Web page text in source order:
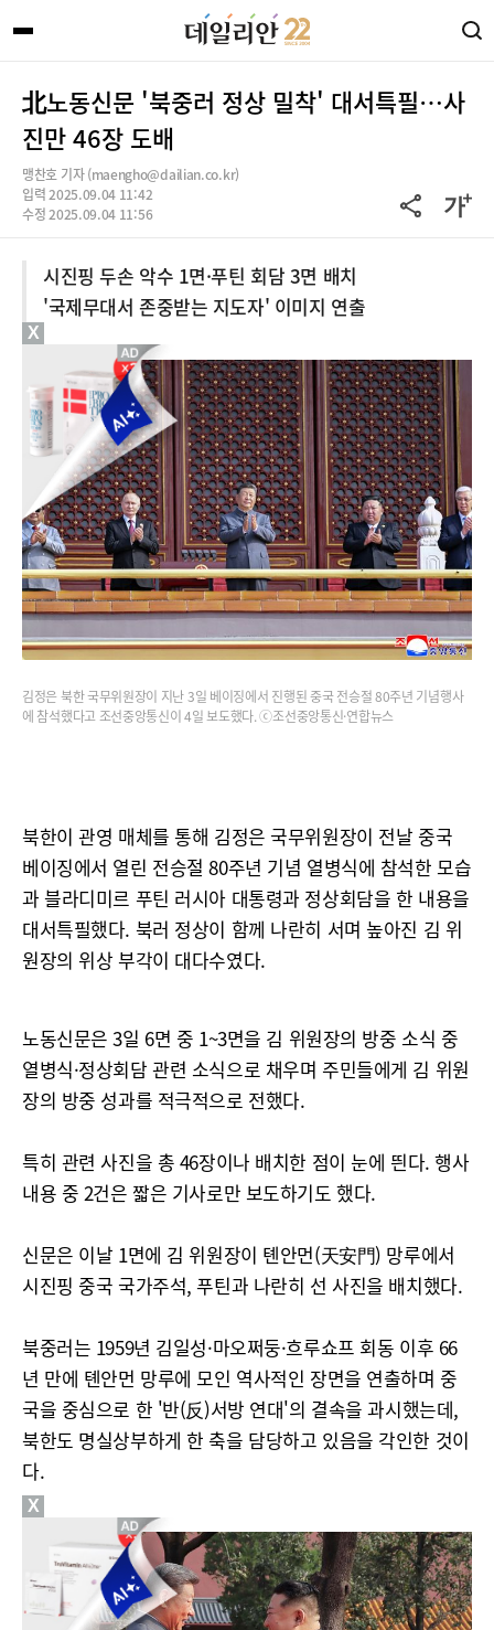
北노동신문 '북중러 정상 밀착' 대서특필…사
진만 46장 도배
맹찬호 기자 (maengho@dailian.co.kr)
입력 2025.09.04 11:42
수정 2025.09.04 11:56
시진핑 두손 악수 1면·푸틴 회담 3면 배치
'국제무대서 존중받는 지도자' 이미지 연출
김정은 북한 국무위원장이 지난 3일 베이징에서 진행된 중국 전승절 80주년 기념행사
에 참석했다고 조선중앙통신이 4일 보도했다. ⓒ조선중앙통신·연합뉴스
북한이 관영 매체를 통해 김정은 국무위원장이 전날 중국
베이징에서 열린 전승절 80주년 기념 열병식에 참석한 모습
과 블라디미르 푸틴 러시아 대통령과 정상회담을 한 내용을
대서특필했다. 북러 정상이 함께 나란히 서며 높아진 김 위
원장의 위상 부각이 대다수였다.
노동신문은 3일 6면 중 1~3면을 김 위원장의 방중 소식 중
열병식·정상회담 관련 소식으로 채우며 주민들에게 김 위원
장의 방중 성과를 적극적으로 전했다.
특히 관련 사진을 총 46장이나 배치한 점이 눈에 띈다. 행사
내용 중 2건은 짧은 기사로만 보도하기도 했다.
신문은 이날 1면에 김 위원장이 톈안먼(天安門) 망루에서
시진핑 중국 국가주석, 푸틴과 나란히 선 사진을 배치했다.
북중러는 1959년 김일성·마오쩌둥·흐루쇼프 회동 이후 66
년 만에 톈안먼 망루에 모인 역사적인 장면을 연출하며 중
국을 중심으로 한 '반(反)서방 연대'의 결속을 과시했는데,
북한도 명실상부하게 한 축을 담당하고 있음을 각인한 것이
다.
X
X